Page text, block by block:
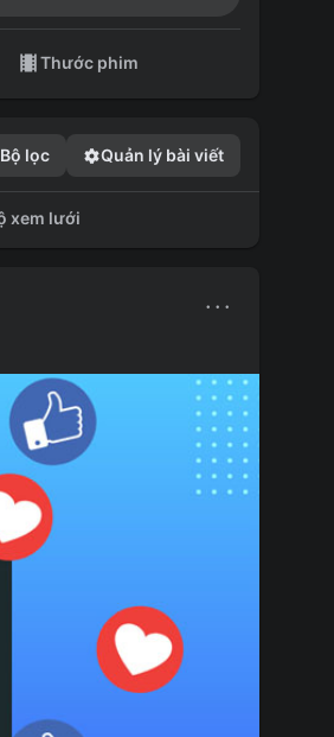
Thước phim
Bộ lọc Quản lý bài viết
xem lưới
···